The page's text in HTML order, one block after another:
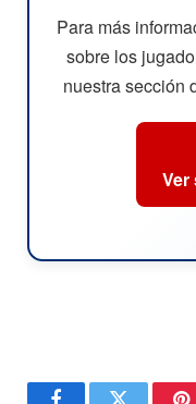
Para más
sobre los
nuestra sección
Ver